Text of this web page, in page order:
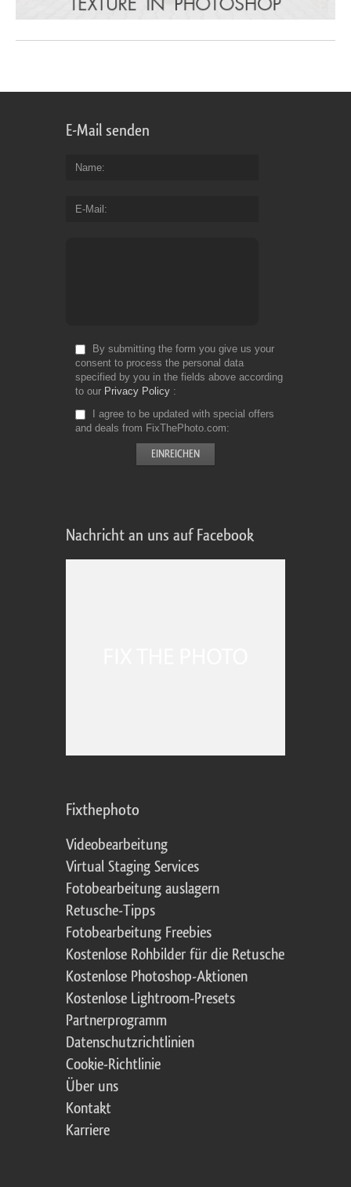
E-Mail senden
Name
E-Mail
By submitting the form you give us your
consent to process the personal data
specified by you in the fields above according
to our Privacy Policy
I agree to be updated with special offers
and deals from FixThePhoto.com
Nachricht an uns auf Facebook
Fixthephoto
Videobearbeitung
Virtual Staging Services
Fotobearbeitung auslagern
Retusche-Tipps
Fotobearbeitung Freebies
Kostenlose Rohbilder für die Retusche
Kostenlose Photoshop-Aktionen
Kostenlose Lightroom-Presets
Partnerprogramm
Datenschutzrichtlinien
Cookie-Richtlinie
Über uns
Kontakt
Karriere